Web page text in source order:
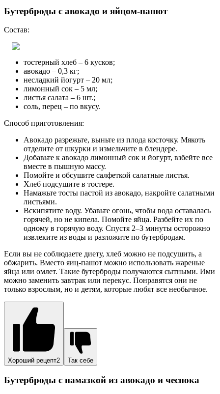
Бутерброды с авокадо и яйцом-пашот
Состав:
тостерный хлеб – 6 кусков;
авокадо – 0,3 кг;
несладкий йогурт – 20 мл;
лимонный сок – 5 мл;
листья салата – 6 шт.;
соль, перец – по вкусу.
Способ приготовления:
Авокадо разрежьте, выньте из плода косточку. Мякоть
отделите от шкурки и измельчите в блендере.
Добавьте к авокадо лимонный сок и йогурт, взбейте все
вместе в пышную массу.
Помойте и обсушите салфеткой салатные листья.
Хлеб подсушите в тостере.
Намажьте тосты пастой из авокадо, накройте салатными
листьями.
Вскипятите воду. Убавьте огонь, чтобы вода оставалась
горячей, но не кипела. Помойте яйца. Разбейте их по
одному в горячую воду. Спустя 2–3 минуты осторожно
извлеките из воды и разложите по бутербродам.
Если вы не соблюдаете диету, хлеб можно не подсушить, а
обжарить. Вместо яиц-пашот можно использовать жареные
яйца или омлет. Такие бутерброды получаются сытными. Ими
можно заменить завтрак или перекус. Понравятся они не
только взрослым, но и детям, которые любят все необычное.
Хороший рецепт2 Так себе
Бутерброды с намазкой из авокадо и чеснока